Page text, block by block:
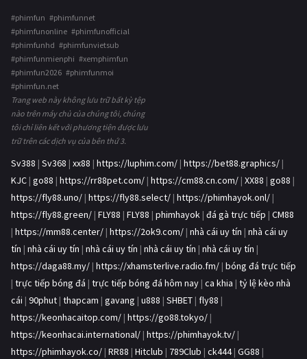
#phimfun #phimfunnet
#phimfunonline #phimfunofficial
#phimfunhd #phimfunvietsub
#phimfunmienphi #xemphimfun
#phimfun2026 #phimfunmoi
#phimfun.net
Trang web này không lưu trữ bất kỳ tệp
nào trên máy chủ của chúng tôi, chúng
tôi chỉ liên kết với phương tiện được lưu
trữ trên các dịch vụ của bên thứ 3.
Sv388 | Sv368 | xx88 | https://luphim.com/ | https://bet88.graphics/ |
KJC | go88 | https://rr88pet.com/ | https://cm88.cn.com/ | XX88 | go88 |
https://fly88.uno/ | https://fly88.select/ | https://phimhayok.onl/ |
https://fly88.green/ | FLY88 | FLY88 | phimhayok | đá gà trực tiếp | CM88
| https://mm88.center/ | https://2ok9.com/ | nhà cái uy tín | nhà cái uy
tín | nhà cái uy tín | nhà cái uy tín | nhà cái uy tín | nhà cái uy tín |
https://daga88.my/ | https://xhamsterlive.radio.fm/ | bóng đá trực tiếp
| trực tiếp bóng đá | trực tiếp bóng đá hôm nay | ca khia | tỷ lệ kèo nhà
cái | 90phut | thapcam | gavang | u888 | SHBET | fly88 |
https://keonhacaitop.com/ | https://go88.tokyo/ |
https://keonhacai.international/ | https://phimhayok.tv/ |
https://phimhayok.co/ | RR88 | Hitclub | 789Club | ck444| GG88 |